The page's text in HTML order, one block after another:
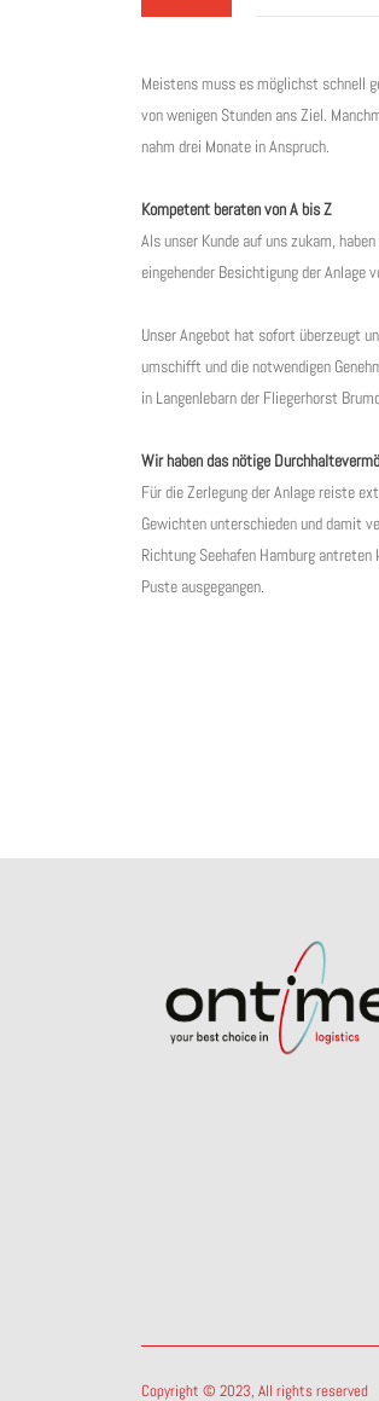
Meistens muss es möglichst schnell
von wenigen Stunden ans Ziel.
nahm drei Monate in Anspruch.
Kompetent beraten von A bis Z
Als unser Kunde auf uns zukam,
eingehender Besichtigung der Anlage
Unser Angebot hat sofort überzeugt
umschifft und die notwendigen
in Langenlebarn der Fliegerhorst
Wir haben das nötige
Für die Zerlegung der Anlage reiste
Gewichten unterschieden und damit
Richtung Seehafen Hamburg
Puste ausgegangen.
Copyright © 2023, All rights reserved